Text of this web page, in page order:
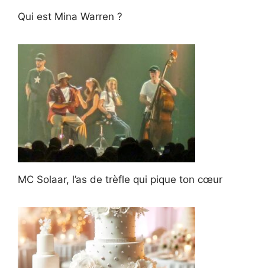
Qui est Mina Warren ?
MC Solaar, l’as de trèfle qui pique ton cœur